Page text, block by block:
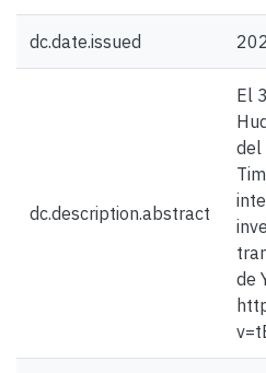
dc.date.issued
dc.description.abstract
El
del
de